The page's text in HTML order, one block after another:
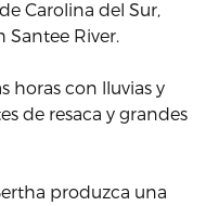
Carolina del Sur,
Santee River.
horas con lluvias y
de resaca y grandes
produzca una